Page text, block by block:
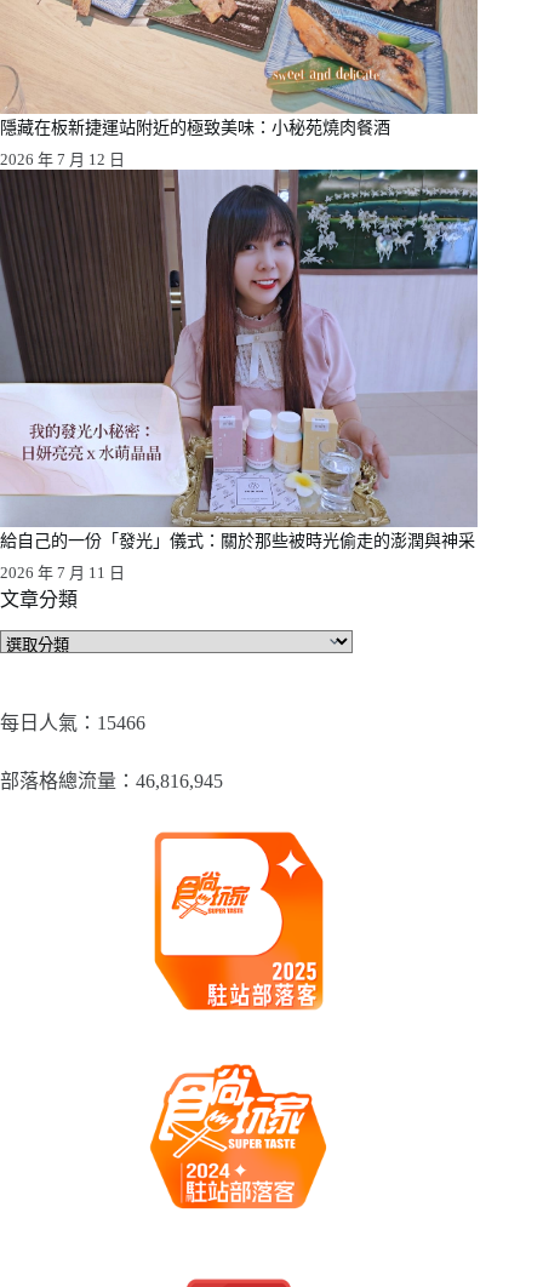
隱藏在板新捷運站附近的極致美味：小秘苑燒肉餐酒
2026 年 7 月 12 日
給自己的一份「發光」儀式：關於那些被時光偷走的澎潤與神采
2026 年 7 月 11 日
文章分類
文
類
每日人氣：15466
部落格總流量：​46,816,945